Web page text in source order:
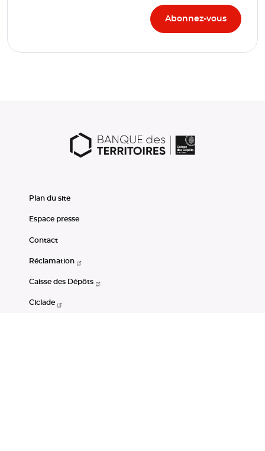
Plan du site
Espace presse
Contact
Réclamation
Caisse des Dépôts
Ciclade